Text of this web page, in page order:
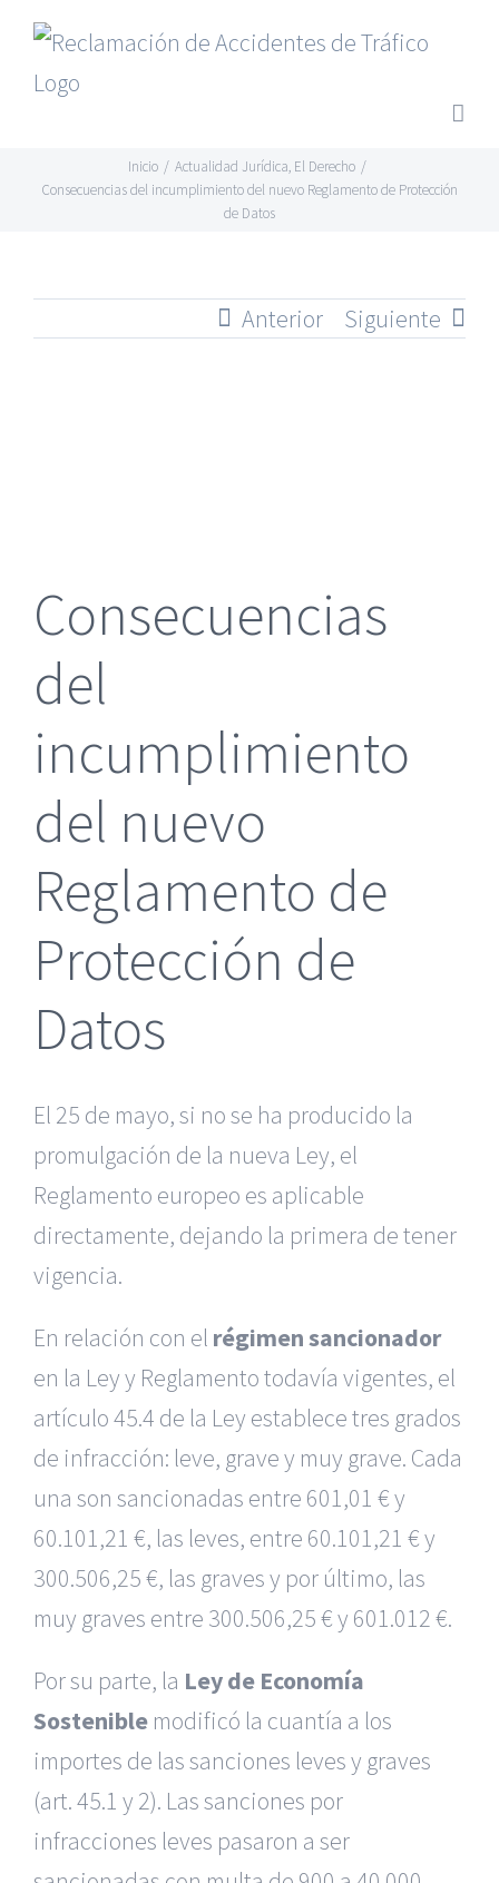
Saltar
contenido
Inicio / Actualidad Jurídica, El Derecho /
Consecuencias del incumplimiento del nuevo Reglamento de Protección
de Datos
Anterior Siguiente
Consecuencias
del
incumplimiento
del nuevo
Reglamento de
Protección de
Datos
El 25 de mayo, si no se ha producido la
promulgación de la nueva Ley, el
Reglamento europeo es aplicable
directamente, dejando la primera de tener
vigencia.
En relación con el régimen sancionador
en la Ley y Reglamento todavía vigentes, el
artículo 45.4 de la Ley establece tres grados
de infracción: leve, grave y muy grave. Cada
una son sancionadas entre 601,01 € y
60.101,21 €, las leves, entre 60.101,21 € y
300.506,25 €, las graves y por último, las
muy graves entre 300.506,25 € y 601.012 €.
Por su parte, la Ley de Economía
Sostenible modificó la cuantía a los
importes de las sanciones leves y graves
(art. 45.1 y 2). Las sanciones por
infracciones leves pasaron a ser